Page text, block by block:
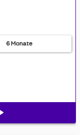
6 Monate